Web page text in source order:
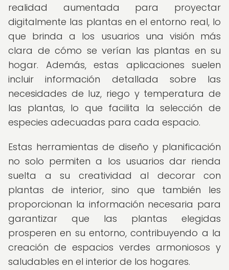
realidad aumentada para proyectar
digitalmente las plantas en el entorno real, lo
que brinda a los usuarios una visión más
clara de cómo se verían las plantas en su
hogar. Además, estas aplicaciones suelen
incluir información detallada sobre las
necesidades de luz, riego y temperatura de
las plantas, lo que facilita la selección de
especies adecuadas para cada espacio.
Estas herramientas de diseño y planificación
no solo permiten a los usuarios dar rienda
suelta a su creatividad al decorar con
plantas de interior, sino que también les
proporcionan la información necesaria para
garantizar que las plantas elegidas
prosperen en su entorno, contribuyendo a la
creación de espacios verdes armoniosos y
saludables en el interior de los hogares.